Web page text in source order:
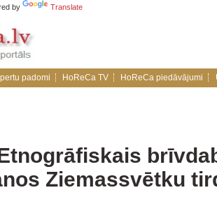
by Translate
padomi HoReCa TV HoReCa piedāvājumi
Ziemassvētku